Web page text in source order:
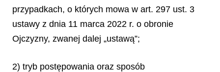
przypadkach, o których mowa w art. 297 ust. 3
ustawy z dnia 11 marca 2022 r. o obronie
Ojczyzny, zwanej dalej „ustawą”;
2) tryb postępowania oraz sposób